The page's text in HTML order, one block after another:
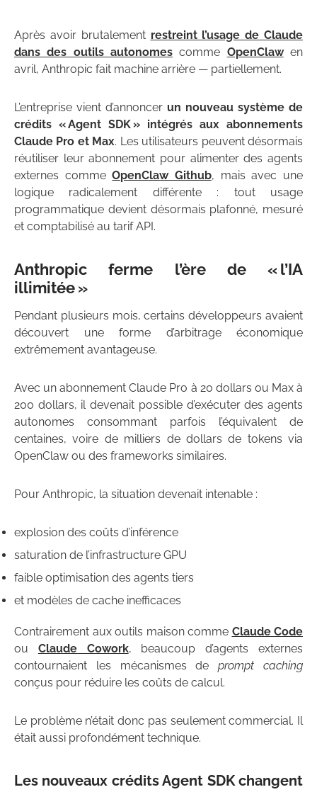
Après avoir brutalement restreint l’usage de Claude
dans des outils autonomes comme OpenClawen
avril, Anthropic fait machine arrière — partiellement.
L’entreprise vient d’annoncer un nouveau système de
crédits « Agent SDK » intégrés aux abonnements
Claude Pro et Max. Les utilisateurs peuvent désormais
réutiliser leur abonnement pour alimenter des agents
externes commeOpenClaw Github, mais avec une
logique radicalement différente : tout usage
programmatique devient désormais plafonné, mesuré
et comptabilisé au tarif API.
Anthropic ferme l’ère de « l’IA
illimitée »
Pendant plusieurs mois, certains développeurs avaient
découvert une forme d’arbitrage économique
extrêmement avantageuse.
Avec un abonnement Claude Pro à 20 dollars ou Max à
200 dollars, il devenait possible d’exécuter des agents
autonomes consommant parfois l’équivalent de
centaines, voire de milliers de dollars de tokens via
OpenClaw ou des frameworks similaires.
Pour Anthropic, la situation devenait intenable :
explosion des coûts d’inférence
saturation de l’infrastructure GPU
faible optimisation des agents tiers
et modèles de cache inefficaces
Contrairement aux outils maison comme Claude Code
ou Claude Cowork, beaucoup d’agents externes
contournaient les mécanismes deprompt caching
conçus pour réduire les coûts de calcul.
Le problème n’était donc pas seulement commercial. Il
était aussi profondément technique.
Les nouveaux crédits Agent SDK changent